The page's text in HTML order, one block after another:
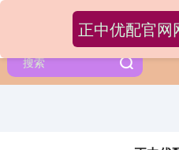
正中优配官网